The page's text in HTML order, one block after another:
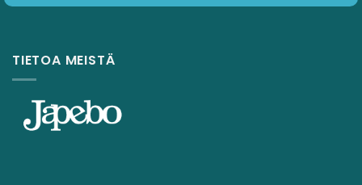
TIETOA MEISTÄ